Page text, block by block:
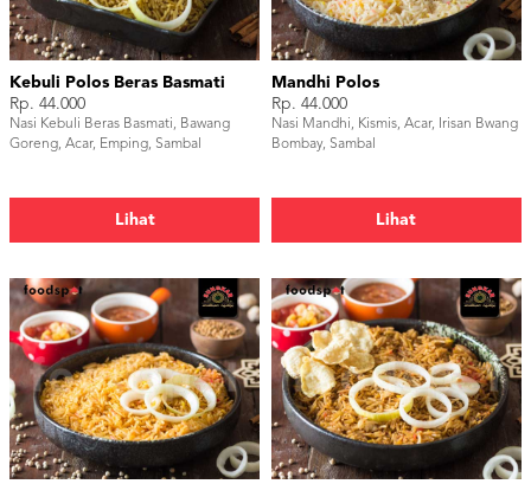
Kebuli Polos Beras Basmati
Rp. 44.000
Nasi Kebuli Beras Basmati, Bawang
Goreng, Acar, Emping, Sambal
Lihat
Mandhi Polos
Rp. 44.000
Nasi Mandhi, Kismis, Acar, Irisan Bwang
Bombay, Sambal
Lihat